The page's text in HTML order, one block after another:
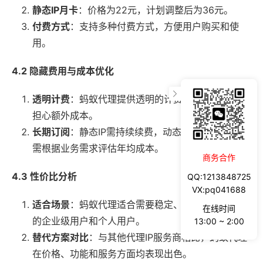
静态IP月卡：价格为22元，计划调整后为36元。
付费方式：支持多种付费方式，方便用户购买和使
用。
4.2 隐藏费用与成本优化
透明计费 ：蚂蚁代理提供透明的计费方式，用户无需
担心额外成本。
长期订阅 ：静态IP需持续续费，动态IP需定期更换，
需根据业务需求评估年均成本。
4.3 性价比分析
适合场景 ：蚂蚁代理适合需要稳定、高效代理IP服务
的企业级用户和个人用户。
替代方案对比：与其他代理IP服务商相比，蚂蚁代理
在价格、功能和服务方面均表现出色。
商务合作
QQ:1213848725
VX:pq041688
在线时间
13:00 ~ 2:00